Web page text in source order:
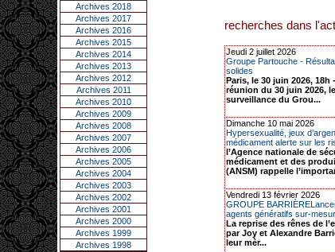
Archives 2018
Archives 2017
Archives 2016
Archives 2015
Archives 2014
Archives 2013
Archives 2012
Archives 2011
Archives 2010
Archives 2009
Archives 2008
Archives 2007
Archives 2006
Archives 2005
Archives 2004
Archives 2003
Archives 2002
Archives 2001
Archives 2000
Archives 1999
Archives 1998
recherches dans
Jeudi 2 juillet 2026
Groupe Partouche -
solides
Paris, le 30 juin 2026, 18h
réunion du 30 juin 2026,
surveillance du Grou...
Dimanche 10 mai 2026
Hypersexualité, jeux
médicament alerte sur les
l’Agence nationale de
médicament et des
(ANSM) rappelle
Vendredi 13 février 2026
GROUPE
agents génératifs sur-
La reprise des rênes de
par Joy et Alexandre
leur mèr...